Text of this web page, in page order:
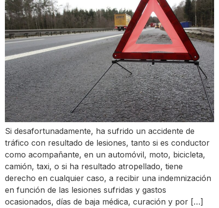
Si desafortunadamente, ha sufrido un accidente de
tráfico con resultado de lesiones, tanto si es conductor
como acompañante, en un automóvil, moto, bicicleta,
camión, taxi, o si ha resultado atropellado, tiene
derecho en cualquier caso, a recibir una indemnización
en función de las lesiones sufridas y gastos
ocasionados, días de baja médica, curación y por […]